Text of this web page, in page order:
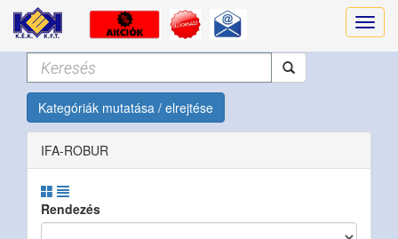
Kategóriák mutatása / elrejtése
IFA-ROBUR
Rendezés